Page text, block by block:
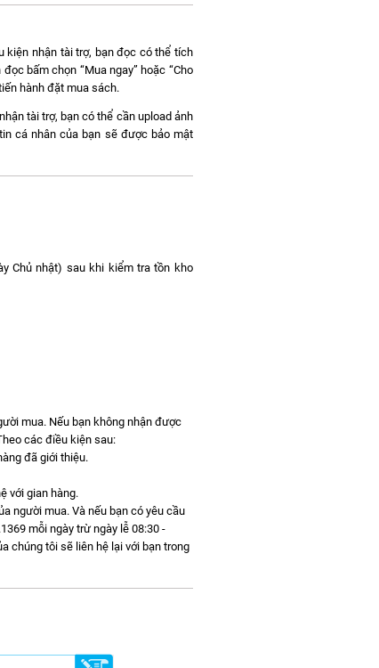
kiện nhận tài trợ, bạn đọc có thể tích
bấm chọn “Mua ngay” hoặc “Cho
hành đặt mua sách.
tài trợ, bạn có thể cần upload ảnh
cá nhân của bạn sẽ được bảo mật
Chủ nhật) sau khi kiểm tra tồn kho
mua. Nếu bạn không nhận được
các điều kiện sau:
đã giới thiệu.
với gian hàng.
người mua. Và nếu bạn có yêu cầu
mỗi ngày trừ ngày lễ 08:30 -
chúng tôi sẽ liên hệ lại với bạn trong